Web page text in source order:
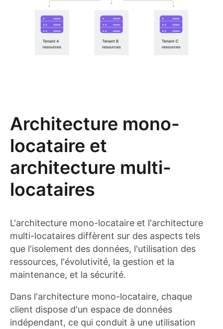
Architecture mono-
locataire et
architecture multi-
locataires
L'architecture mono-locataire et l'architecture
multi-locataires diffèrent sur des aspects tels
que l'isolement des données, l'utilisation des
ressources, l'évolutivité, la gestion et la
maintenance, et la sécurité.
Dans l'architecture mono-locataire, chaque
client dispose d'un espace de données
indépendant, ce qui conduit à une utilisation